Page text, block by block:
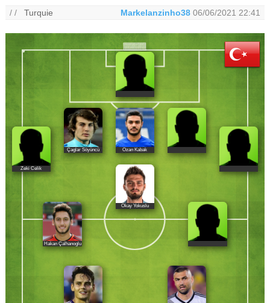
/ /Turquie Markelanzinho38 06/06/2021 22:41
Zeki Celik
Çaglar Söyüncü Ozan Kabak
Okay Yokuslu
Hakan Çalhanoglu